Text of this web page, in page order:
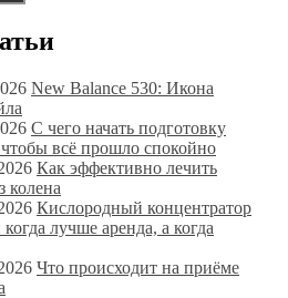
New Balance 530: Икона
С чего начать подготовку
всё прошло спокойно
Как эффективно лечить
колена
Кислородный концентратор
лучше аренда, а когда
Что происходит на приёме